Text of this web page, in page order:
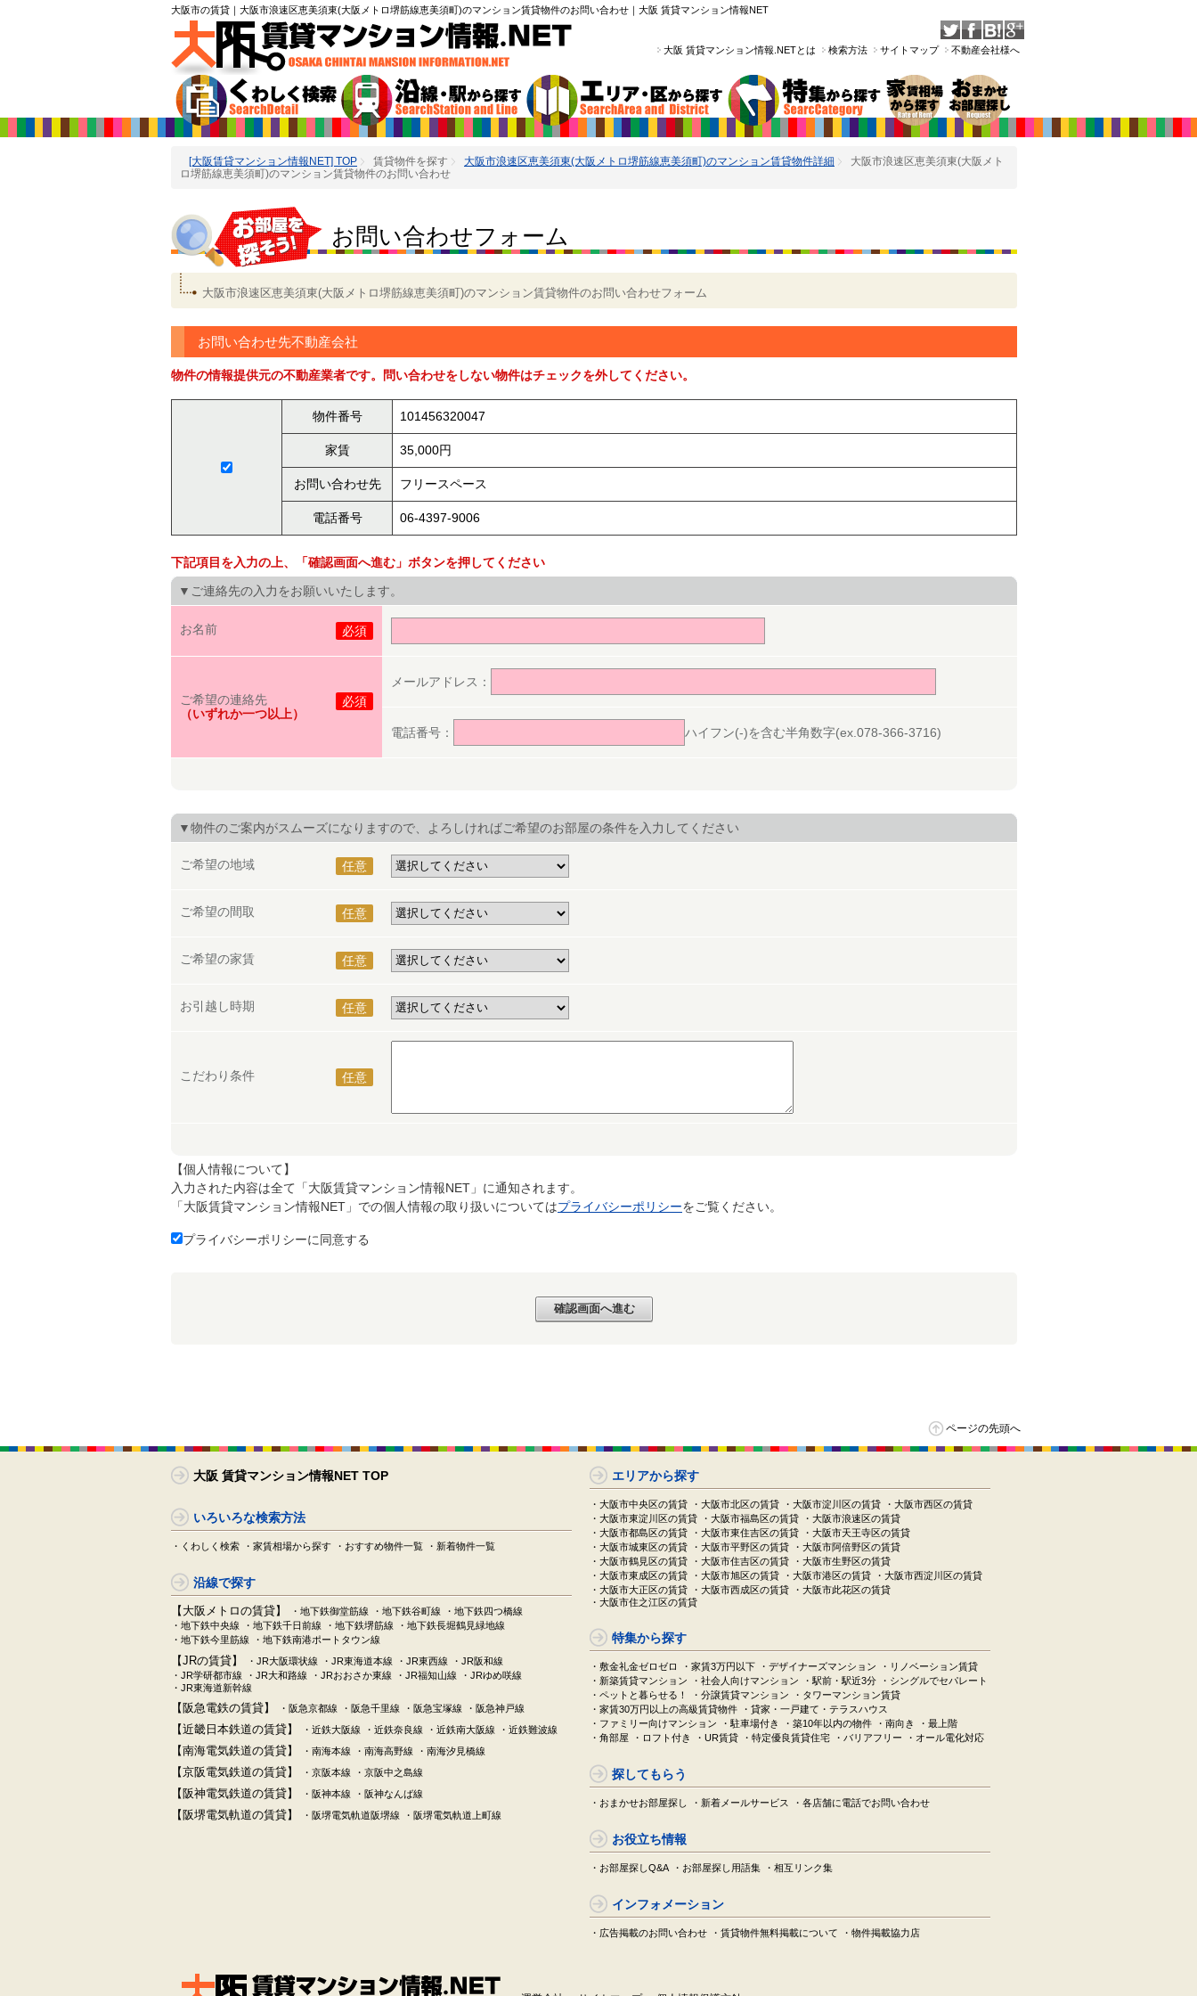
大阪市の賃貸 ｜大阪市浪速区恵美須東(大阪メトロ堺筋線恵美須町)のマンション賃貸物件のお問い合わせ｜大阪 賃貸マンション情報NET
大阪 賃貸マンション情報.NETとは 検索方法 サイトマップ 不動産会社様へ
[大阪賃貸マンション情報NET] TOP 賃貸物件を探す 大阪市浪速区恵美須東(大阪メトロ堺筋線恵美須町)のマンション賃貸物件詳細
大阪市浪速区恵美須東(大阪メト
ロ堺筋線恵美須町)のマンション賃貸物件のお問い合わせ
お問い合わせフォーム
大阪市浪速区恵美須東(大阪メトロ堺筋線恵美須町)のマンション賃貸物件のお問い合わせフォーム
お問い合わせ先不動産会社
物件の情報提供元の不動産業者です。問い合わせをしない物件はチェックを外してください。
物件番号 101456320047
家賃 35,000円
お問い合わせ先 フリースペース
電話番号 06-4397-9006
下記項目を入力の上、「確認画面へ進む」ボタンを押してください
▼ご連絡先の入力をお願いいたします。
お名前 必須
ご希望の連絡先
必須
（いずれか一つ以上）
メールアドレス：
電話番号： ハイフン(-)を含む半角数字(ex.078-366-3716)
▼物件のご案内がスムーズになりますので、よろしければご希望のお部屋の条件を入力してください
ご希望の地域 任意
ご希望の間取 任意
ご希望の家賃 任意
お引越し時期 任意
こだわり条件 任意
【個人情報について】
入力された内容は全て「大阪賃貸マンション情報NET」に通知されます。
「大阪賃貸マンション情報NET」での個人情報の取り扱いについてはプライバシーポリシーをご覧ください。
プライバシーポリシーに同意する
ページの先頭へ
大阪 賃貸マンション情報NET TOP
いろいろな検索方法
・くわしく検索 ・家賃相場から探す ・おすすめ物件一覧 ・新着物件一覧
沿線で探す
【大阪メトロの賃貸】 ・地下鉄御堂筋線 ・地下鉄谷町線
・地下鉄四つ橋線
・地下鉄中央線
・地下鉄千日前線 ・地下鉄堺筋線
・地下鉄長堀鶴見緑地線
・地下鉄今里筋線
・地下鉄南港ポートタウン線
【JRの賃貸】 ・JR大阪環状線 ・JR東海道本線 ・JR東西線
・JR阪和線
・JR学研都市線
・JR大和路線 ・JRおおさか東線 ・JR福知山線
・JRゆめ咲線
・JR東海道新幹線
【阪急電鉄の賃貸】 ・阪急京都線 ・阪急千里線 ・阪急宝塚線 ・阪急神戸線
【近畿日本鉄道の賃貸】 ・近鉄大阪線 ・近鉄奈良線 ・近鉄南大阪線 ・近鉄難波線
【南海電気鉄道の賃貸】 ・南海本線 ・南海高野線 ・南海汐見橋線
【京阪電気鉄道の賃貸】 ・京阪本線 ・京阪中之島線
【阪神電気鉄道の賃貸】 ・阪神本線 ・阪神なんば線
【阪堺電気軌道の賃貸】 ・阪堺電気軌道阪堺線 ・阪堺電気軌道上町線
エリアから探す
・大阪市中央区の賃貸 ・大阪市北区の賃貸 ・大阪市淀川区の賃貸
・大阪市西区の賃貸
・大阪市東淀川区の賃貸
・大阪市福島区の賃貸
・大阪市浪速区の賃貸
・大阪市都島区の賃貸
・大阪市東住吉区の賃貸
・大阪市天王寺区の賃貸
・大阪市城東区の賃貸
・大阪市平野区の賃貸
・大阪市阿倍野区の賃貸
・大阪市鶴見区の賃貸
・大阪市住吉区の賃貸
・大阪市生野区の賃貸
・大阪市東成区の賃貸
・大阪市旭区の賃貸 ・大阪市港区の賃貸
・大阪市西淀川区の賃貸
・大阪市大正区の賃貸
・大阪市西成区の賃貸
・大阪市此花区の賃貸
・大阪市住之江区の賃貸
特集から探す
・敷金礼金ゼロゼロ ・家賃3万円以下 ・デザイナーズマンション
・リノベーション賃貸
・新築賃貸マンション
・社会人向けマンション ・駅前・駅近3分
・シングルでセパレート
・ペットと暮らせる！
・分譲賃貸マンション
・タワーマンション賃貸
・家賃30万円以上の高級賃貸物件
・貸家・一戸建て・テラスハウス
・ファミリー向けマンション
・駐車場付き ・築10年以内の物件 ・南向き
・最上階
・角部屋
・ロフト付き ・UR賃貸 ・特定優良賃貸住宅 ・バリアフリー ・オール電化対応
探してもらう
・おまかせお部屋探し ・新着メールサービス ・各店舗に電話でお問い合わせ
お役立ち情報
・お部屋探しQ&A ・お部屋探し用語集 ・相互リンク集
インフォメーション
・広告掲載のお問い合わせ ・賃貸物件無料掲載について ・物件掲載協力店